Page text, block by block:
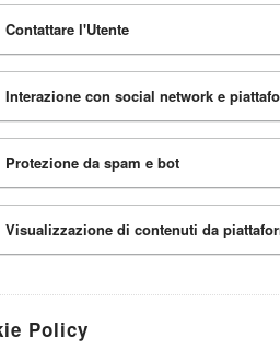
Contattare l'Utente
Interazione con social network e
Protezione da spam e bot
Visualizzazione di contenuti da
Policy